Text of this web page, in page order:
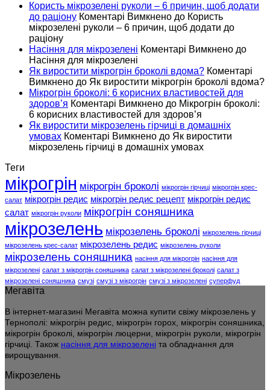
Користь мікрозелені руколи – 6 причин, щоб додати
до раціону Коментарі Вимкнено до Користь
мікрозелені руколи – 6 причин, щоб додати до
раціону
Насіння для мікрозелені Коментарі Вимкнено до
Насіння для мікрозелені
Як виростити мікрогрін броколі вдома? Коментарі
Вимкнено до Як виростити мікрогрін броколі вдома?
Мікрогрін броколі: 6 корисних властивостей для
здоров’я Коментарі Вимкнено до Мікрогрін броколі:
6 корисних властивостей для здоров’я
Як виростити мікрозелень гірчиці в домашніх
умовах Коментарі Вимкнено до Як виростити
мікрозелень гірчиці в домашніх умовах
Теги
мікрогрін мікрогрін броколі мікрогрін гірчиці мікрогрін крес-
салат мікрогрін редис мікрогрін редис рецепт мікрогрін редис
салат мікрогрін руколи мікрогрін соняшника
мікрозелень мікрозелень броколі мікрозелень гірчиці
мікрозелень крес-салат мікрозелень редис мікрозелень руколи
мікрозелень соняшника насіння для мікрогрін насіння для
мікрозелені салат з мікрогрін соняшника салат з мікрозелені броколі салат з
мікрозелені соняшника смузі смузі з мікрогрін смузі з мікрозелені суперфуд
Мегавіта
В інтернет-магазині Мегавіта можна купити свіжу мікрозелень у
Тернополі: мікрогрін редис, мікрогрін горох, мікрогрін соняшника,
мікрогрін броколі, мікрогрін люцерни, мікрогрін руколи, мікрогрін
гірчиці. Також насіння для мікрозелені та обладнання для
вирощування.
Мікрозелень